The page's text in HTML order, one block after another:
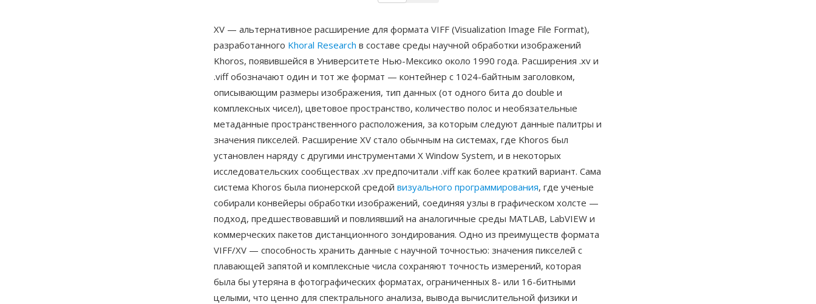
XV — альтернативное расширение для формата VIFF (Visualization Image File Format),
разработанного Khoral Research в составе среды научной обработки изображений
Khoros, появившейся в Университете Нью-Мексико около 1990 года. Расширения .xv и
.viff обозначают один и тот же формат — контейнер с 1024-байтным заголовком,
описывающим размеры изображения, тип данных (от одного бита до double и
комплексных чисел), цветовое пространство, количество полос и необязательные
метаданные пространственного расположения, за которым следуют данные палитры и
значения пикселей. Расширение XV стало обычным на системах, где Khoros был
установлен наряду с другими инструментами X Window System, и в некоторых
исследовательских сообществах .xv предпочитали .viff как более краткий вариант. Сама
система Khoros была пионерской средой визуального программирования, где ученые
собирали конвейеры обработки изображений, соединяя узлы в графическом холсте —
подход, предшествовавший и повлиявший на аналогичные среды MATLAB, LabVIEW и
коммерческих пакетов дистанционного зондирования. Одно из преимуществ формата
VIFF/XV — способность хранить данные с научной точностью: значения пикселей с
плавающей запятой и комплексные числа сохраняют точность измерений, которая
была бы утеряна в фотографических форматах, ограниченных 8- или 16-битными
целыми, что ценно для спектрального анализа, вывода вычислительной физики и